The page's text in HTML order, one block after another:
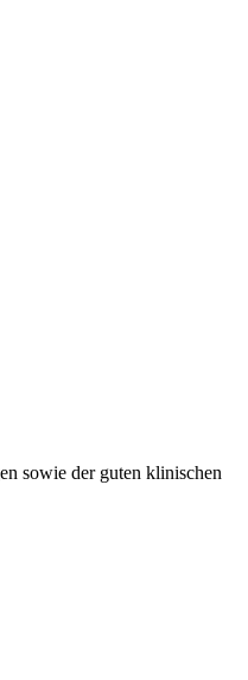
sowie der guten klinischen